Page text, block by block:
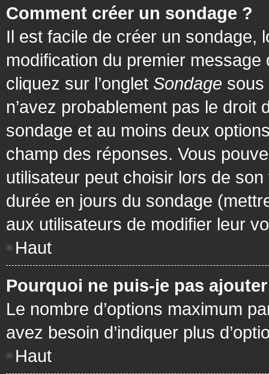
Comment créer un sondage ?
Il est facile de créer un sondage,
modification du premier
cliquez sur l’onglet Sondage sous
n’avez probablement pas le
sondage et au moins deux
champ des réponses. Vous
utilisateur peut choisir lors de
durée en jours du sondage
aux utilisateurs de modifier leur
Haut
Pourquoi ne puis-je pas
Le nombre d’options maximum
avez besoin d’indiquer plus
Haut